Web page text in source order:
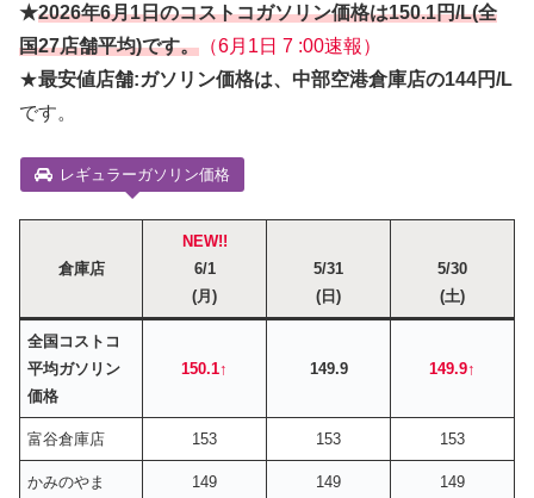
★2026年6月1日のコストコガソリン価格は150.1円/L(全
国27店舗平均)です。 （6月1日 7 :00速報）
★最安値店舗:ガソリン価格は、中部空港倉庫店の144円/L
です。
レギュラーガソリン価格
倉庫店
NEW!!
6/1
(月)
5/31
(日)
5/30
(土)
全国コストコ
平均ガソリン
価格
150.1↑ 149.9 149.9↑
富谷倉庫店 153 153 153
かみのやま 149 149 149